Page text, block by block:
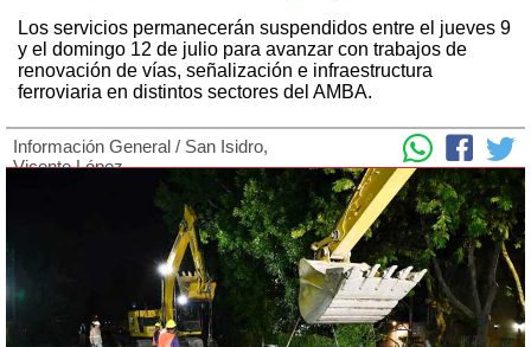
Los servicios permanecerán suspendidos entre el jueves 9
y el domingo 12 de julio para avanzar con trabajos de
renovación de vías, señalización e infraestructura
ferroviaria en distintos sectores del AMBA.
Información General / San Isidro,
Vicente López